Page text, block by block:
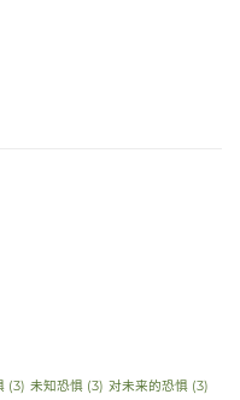
(3) 未知恐惧 (3) 对未来的恐惧 (3)